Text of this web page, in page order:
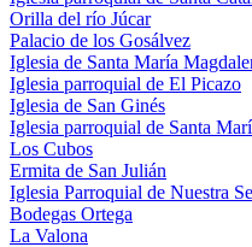
Orilla del río Júcar
Palacio de los Gosálvez
Iglesia de Santa María
Iglesia parroquial de El Picazo
Iglesia de San Ginés
Iglesia parroquial de Santa
Los Cubos
Ermita de San Julián
Iglesia Parroquial de Nuestra
Bodegas Ortega
La Valona